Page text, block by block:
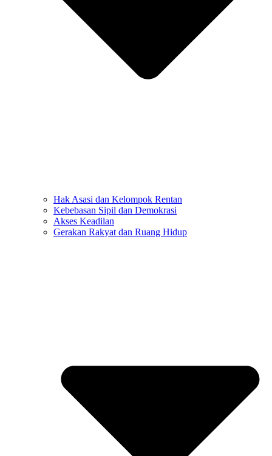
Hak Asasi dan Kelompok Rentan
Kebebasan Sipil dan Demokrasi
Akses Keadilan
Gerakan Rakyat dan Ruang Hidup